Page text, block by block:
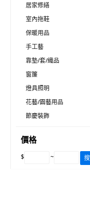
居家修繕
室內拖鞋
保暖用品
手工藝
靠墊/套/織品
窗簾
燈具照明
花藝/園藝用品
節慶裝飾
價格
$ ~